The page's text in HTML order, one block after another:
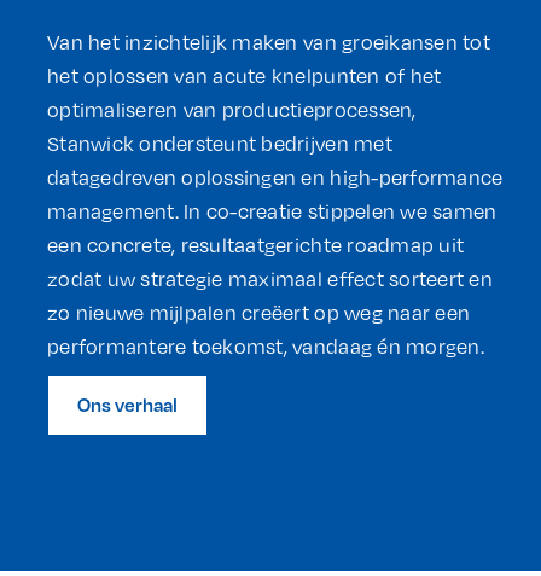
Van het inzichtelijk maken van groeikansen tot
het oplossen van acute knelpunten of het
optimaliseren van productieprocessen,
Stanwick ondersteunt bedrijven met
datagedreven oplossingen en high-performance
management. In co-creatie stippelen we samen
een concrete, resultaatgerichte roadmap uit
zodat uw strategie maximaal effect sorteert en
zo nieuwe mijlpalen creëert op weg naar een
performantere toekomst, vandaag én morgen.
Ons verhaal